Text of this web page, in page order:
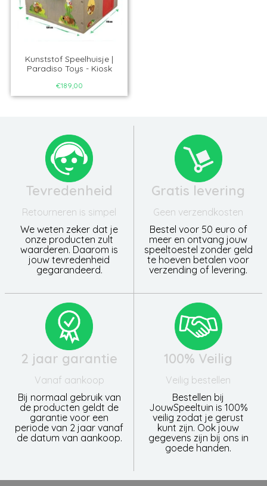
Kunststof Speelhuisje |
Paradiso Toys - Kiosk
€189,00
Tevredenheid
Retourneren is simpel
We weten zeker dat je
onze producten zult
waarderen. Daarom is
jouw tevredenheid
gegarandeerd.
Gratis levering
Geen verzendkosten
Bestel voor 50 euro of
meer en ontvang jouw
speeltoestel zonder geld
te hoeven betalen voor
verzending of levering.
2 jaar garantie
Vanaf aankoop
Bij normaal gebruik van
de producten geldt de
garantie voor een
periode van 2 jaar vanaf
de datum van aankoop.
100% Veilig
Veilig bestellen
Bestellen bij
JouwSpeeltuin is 100%
veilig zodat je gerust
kunt zijn. Ook jouw
gegevens zijn bij ons in
goede handen.